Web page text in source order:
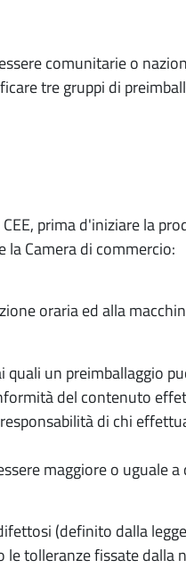
comunitarie o
tre gruppi di
prima d'iniziare la
Camera di commercio:
oraria ed alla
un preimballaggio
del contenuto
di chi
maggiore o uguale
(definito dalla
tolleranze fissate dalla